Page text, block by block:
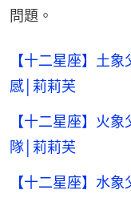
問題。
【十二星座】土
感│莉莉芙
【十二星座】火
隊│莉莉芙
【十二星座】水